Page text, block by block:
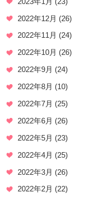
2022年12月 (26)
2022年11月 (24)
2022年10月 (26)
2022年9月 (24)
2022年8月 (10)
2022年7月 (25)
2022年6月 (26)
2022年5月 (23)
2022年4月 (25)
2022年3月 (26)
2022年2月 (22)